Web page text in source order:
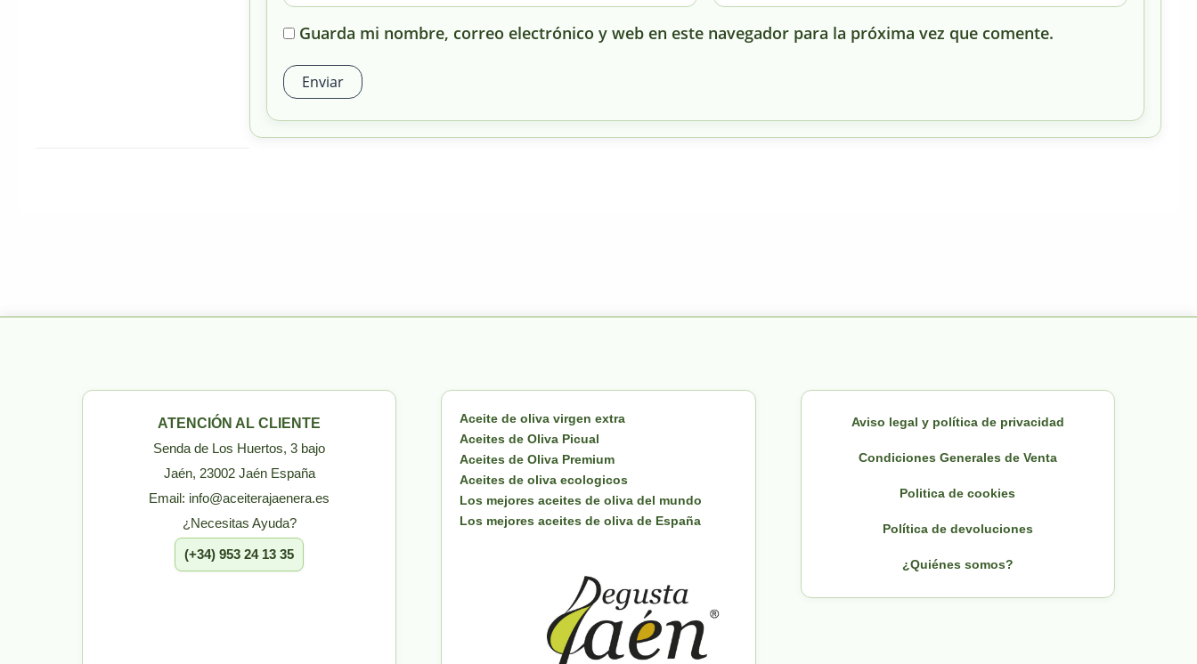
Guarda mi nombre, correo electrónico y web en este navegador para la próxima vez que comente.
ATENCIÓN AL CLIENTE
Senda de Los Huertos, 3 bajo
Jaén, 23002 Jaén España
Email: info@aceiterajaenera.es
¿Necesitas Ayuda?
(+34) 953 24 13 35
Aceite de oliva virgen extra
Aceites de Oliva Picual
Aceites de Oliva Premium
Aceites de oliva ecologicos
Los mejores aceites de oliva del mundo
Los mejores aceites de oliva de España
Aviso legal y política de privacidad
Condiciones Generales de Venta
Politica de cookies
Política de devoluciones
¿Quiénes somos?